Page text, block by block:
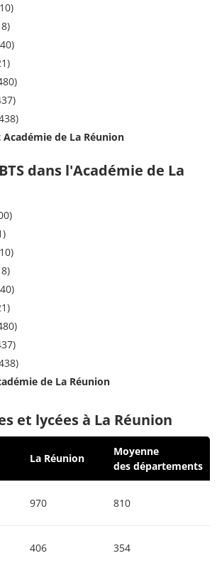
de La Réunion
dans l'Académie de La
de La Réunion
et lycées à La Réunion
La Réunion
Moyenne
des départements
970 810
406 354